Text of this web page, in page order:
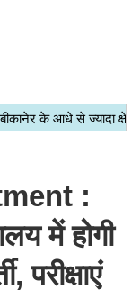
:
में होगी
परीक्षाएं